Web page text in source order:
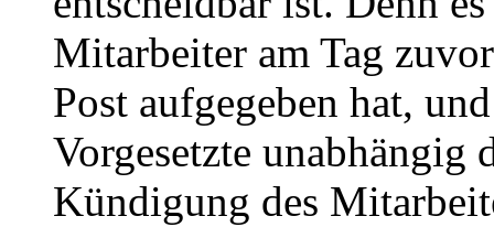
Mitarbeiter am Tag
Post aufgegeben hat,
Vorgesetzte
Kündigung des